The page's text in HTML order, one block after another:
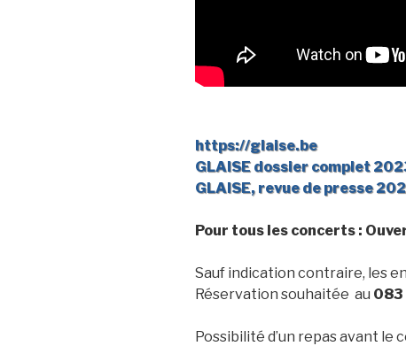
https://glaise.be
GLAISE dossier complet
GLAISE, revue de presse
Pour tous les concerts :
Sauf indication contraire, les
Réservation souhaitée au 083
Possibilité d’un repas avant